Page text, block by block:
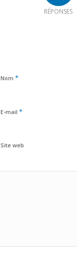
RÉPONSES
Nom *
E-mail *
Site web